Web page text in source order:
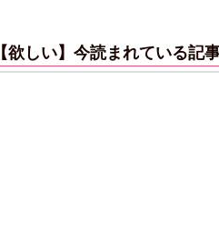
【欲しい】今読まれている記